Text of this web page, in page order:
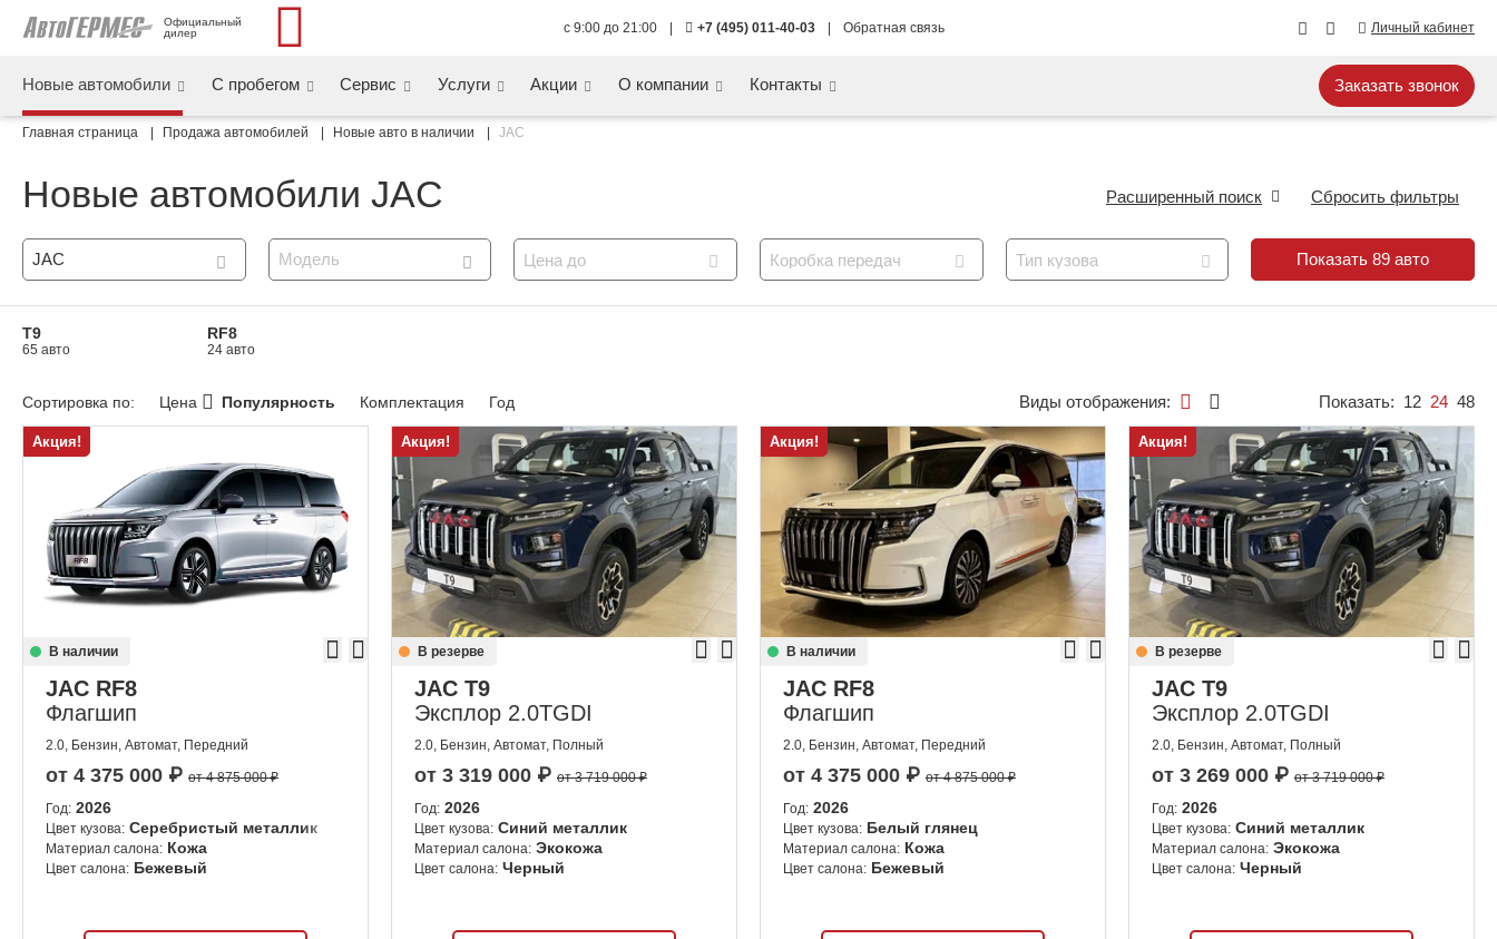
Официальный
дилер
с 9:00 до 21:00 +7 (495) 011-40-03 Обратная связь Личный кабинет
Новые автомобили С пробегом Сервис Услуги Акции О компании Контакты Заказать звонок
Главная страница Продажа автомобилей Новые авто в наличии JAC
Новые автомобили JAC Расширенный поиск Сбросить фильтры
JAC Модель Цена до Коробка передач Тип кузова Показать89авто
T9
65 авто
RF8
24 авто
Сортировка по: Цена Популярность Комплектация Год Виды отображения: Показать: 12 24 48
Акция!
В наличии
JAC RF8
Флагшип
2.0, Бензин, Автомат, Передний
от 4 375 000 ₽ от 4 875 000 ₽
Год: 2026
Цвет кузова: Серебристый металлик
Материал салона: Кожа
Цвет салона: Бежевый
Акция!
В резерве
JAC T9
Эксплор 2.0TGDI
2.0, Бензин, Автомат, Полный
от 3 319 000 ₽ от 3 719 000 ₽
Год: 2026
Цвет кузова: Синий металлик
Материал салона: Экокожа
Цвет салона: Черный
Акция!
В наличии
JAC RF8
Флагшип
2.0, Бензин, Автомат, Передний
от 4 375 000 ₽ от 4 875 000 ₽
Год: 2026
Цвет кузова: Белый глянец
Материал салона: Кожа
Цвет салона: Бежевый
Акция!
В резерве
JAC T9
Эксплор 2.0TGDI
2.0, Бензин, Автомат, Полный
от 3 269 000 ₽ от 3 719 000 ₽
Год: 2026
Цвет кузова: Синий металлик
Материал салона: Экокожа
Цвет салона: Черный